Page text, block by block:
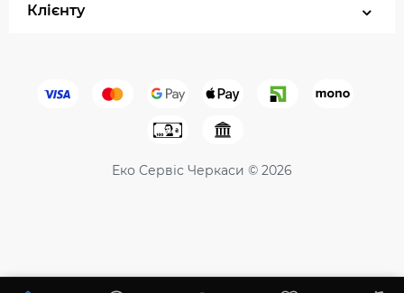
Клієнту
Еко Сервіс Черкаси © 2026